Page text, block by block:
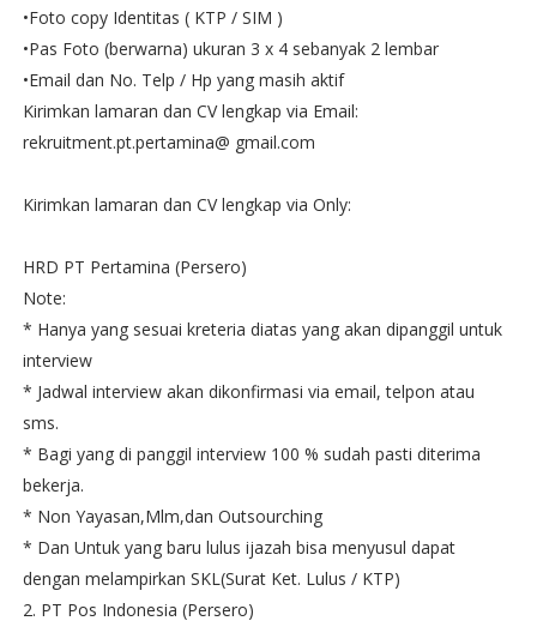
•Foto copy Identitas ( KTP / SIM )
•Pas Foto (berwarna) ukuran 3 x 4 sebanyak 2 lembar
•Email dan No. Telp / Hp yang masih aktif
Kirimkan lamaran dan CV lengkap via Email:
rekruitment.pt.pertamina@ gmail.com
Kirimkan lamaran dan CV lengkap via Only:
HRD PT Pertamina (Persero)
Note:
* Hanya yang sesuai kreteria diatas yang akan dipanggil untuk
interview
* Jadwal interview akan dikonfirmasi via email, telpon atau
sms.
* Bagi yang di panggil interview 100 % sudah pasti diterima
bekerja.
* Non Yayasan,Mlm,dan Outsourching
* Dan Untuk yang baru lulus ijazah bisa menyusul dapat
dengan melampirkan SKL(Surat Ket. Lulus / KTP)
2. PT Pos Indonesia (Persero)